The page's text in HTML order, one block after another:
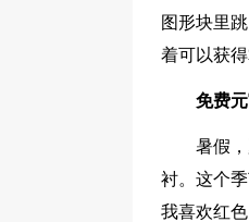
图形块里
着可以获得
免费
暑假
衬。这个
我喜欢红